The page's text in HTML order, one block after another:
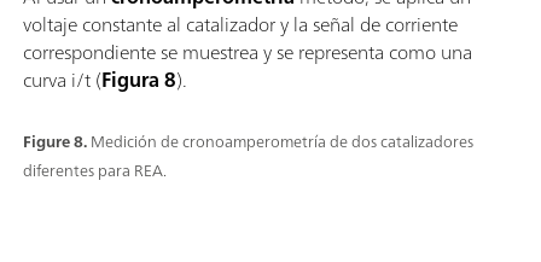
Figure 8.Medición de cronoamperometría de dos catalizadores
diferentes para REA.
voltaje constante al catalizador y la señal de corriente
correspondiente se muestrea y se representa como una
curva i/t (Figura 8).